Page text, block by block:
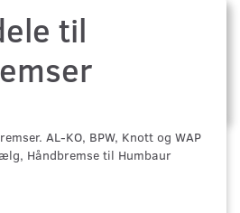
til
AL-KO, BPW, Knott og WAP
Håndbremse til Humbaur